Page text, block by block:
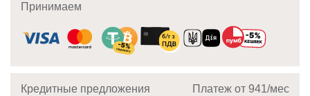
Принимаем
Кредитные предложения Платеж от 941/мec